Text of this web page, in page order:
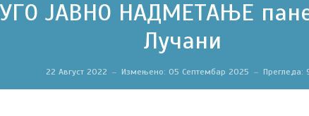
ЈАВНО НАДМЕТАЊЕ
Лучани
22 Август 2022 Измењено: 05 Септембар 2025 Прегледа: